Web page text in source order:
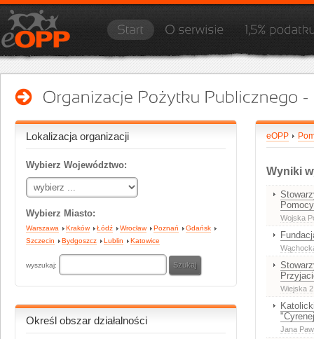
Lokalizacja organizacji
Wybierz Województwo:
Wybierz Miasto:
Warszawa Kraków Łódź Wrocław Poznań
Gdańsk
Szczecin
Bydgoszcz Lublin Katowice
wyszukaj:
Określ obszar działalności
eOPP
Wyniki
Wojska
Wiejska 2
Jana